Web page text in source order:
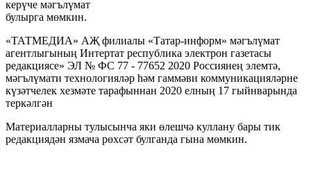
керүче мәгълүмат
булырга мөмкин.
«ТАТМЕДИА» АҖ филиалы «Татар-информ» мәгълүмат
агентлыгының Интертат республика электрон газетасы
редакциясе» ЭЛ № ФС 77 - 77652 2020 Россиянең элемтә,
мәгълүмати технологияләр һәм гаммәви коммуникацияләрне
күзәтчелек хезмәте тарафыннан 2020 елның 17 гыйнварында
теркәлгән
Материалларны тулысынча яки өлешчә куллану бары тик
редакциядән язмача рөхсәт булганда гына мөмкин.